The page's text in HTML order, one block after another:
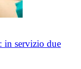
in servizio due